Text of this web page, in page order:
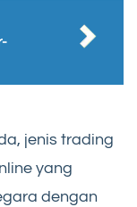
jenis trading
yang
dengan